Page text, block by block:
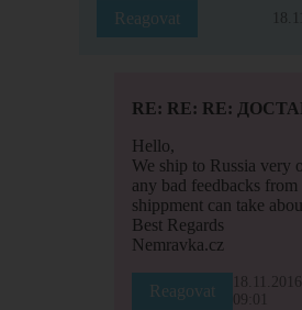
Reagovat
RE: RE: RE:
Hello,
We ship to Russia very
any bad feedbacks
shippment can take
Best Regards
Nemravka.cz
Reagovat
18.11.2016
09:01